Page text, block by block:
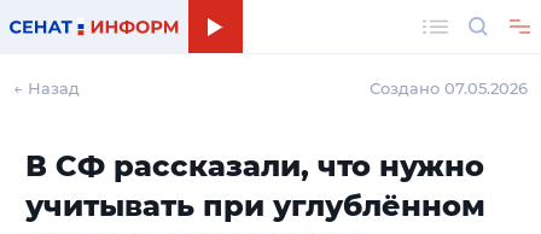
← Назад Создано 07.05.2026
В СФ рассказали, что нужно
учитывать при углублённом